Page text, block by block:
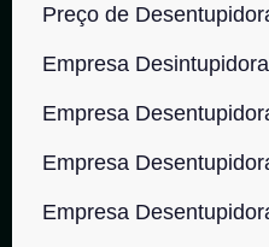
Preço de
Empresa Desintupidora
Empresa
Empresa
Empresa